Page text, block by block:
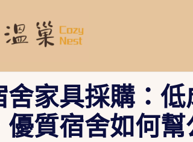
舍家具採購：
優質宿舍如何幫